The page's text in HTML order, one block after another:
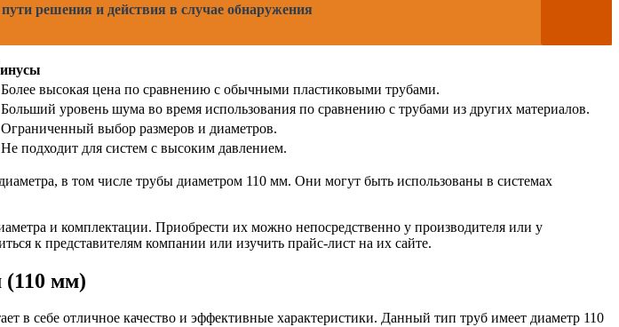
решения и действия в случае обнаружения
высокая цена по сравнению с обычными пластиковыми трубами.
уровень шума во время использования по сравнению с трубами из других материалов.
выбор размеров и диаметров.
подходит для систем с высоким давлением.
в том числе трубы диаметром 110 мм. Они могут быть использованы в системах
и комплектации. Приобрести их можно непосредственно у производителя или у
к представителям компании или изучить прайс-лист на их сайте.
(110 мм)
в себе отличное качество и эффективные характеристики. Данный тип труб имеет диаметр 110